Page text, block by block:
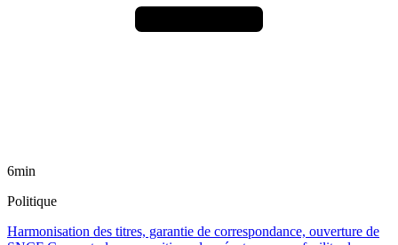
6min
Politique
Harmonisation des titres, garantie de correspondance, ouverture de